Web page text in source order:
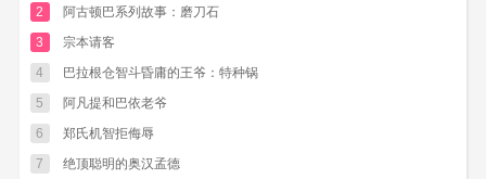
然相信这会是真的。小朋友们要知道取笑别人是
不对，偶尔有时你也会犯糊涂的时候。我们都不
能取笑别人，我们都是平等的，国王也是伟人，
阿凡提只是以牙还牙，让我们知道不管别人怎么
样，都不应该取笑他人。
2
阿古顿巴系列故事：磨刀石
3
宗本请客
4
巴拉根仓智斗昏庸的王爷：特种锅
5
阿凡提和巴依老爷
6
郑氏机智拒侮辱
7
绝顶聪明的奥汉孟德